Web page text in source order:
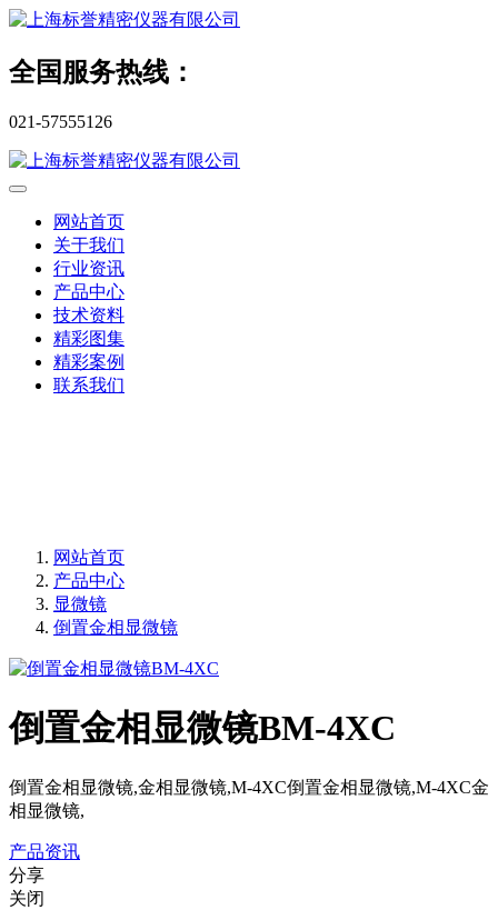
全国服务热线：
021-57555126
网站首页
关于我们
行业资讯
产品中心
技术资料
精彩图集
精彩案例
联系我们
网站首页
产品中心
显微镜
倒置金相显微镜
倒置金相显微镜BM-4XC
倒置金相显微镜,金相显微镜,M-4XC倒置金相显微镜,M-4XC金
相显微镜,
产品资讯
分享
关闭